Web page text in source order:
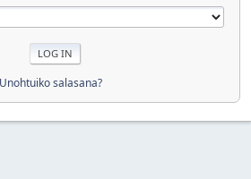
Unohtuiko salasana?